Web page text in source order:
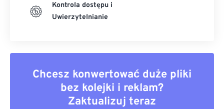
Kontrola dostępu i
Uwierzytelnianie
Chcesz konwertować duże pliki
bez kolejki i reklam?
Zaktualizuj teraz